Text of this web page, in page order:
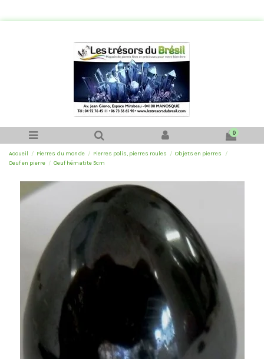
0
Accueil Pierres du monde Pierres polis, pierres roules
Objets en pierres
Oeuf en pierre
Oeuf hématite 5cm